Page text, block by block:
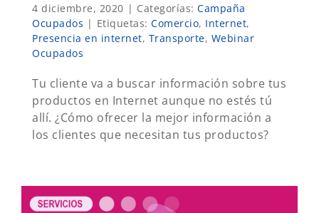
4 diciembre, 2020 | Categorías: Campaña
Ocupados | Etiquetas: Comercio, Internet,
Presencia en internet, Transporte, Webinar
Ocupados
Tu cliente va a buscar información sobre tus
productos en Internet aunque no estés tú
allí. ¿Cómo ofrecer la mejor información a
los clientes que necesitan tus productos?